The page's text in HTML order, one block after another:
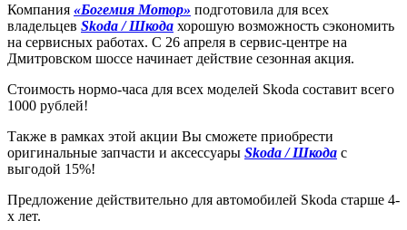
Компания «Богемия Мотор» подготовила для всех
владельцев Skoda / Шкода хорошую возможность сэкономить
на сервисных работах. С 26 апреля в сервис-центре на
Дмитровском шоссе начинает действие сезонная акция.
Стоимость нормо-часа для всех моделей Skoda составит всего
1000 рублей!
Также в рамках этой акции Вы сможете приобрести
оригинальные запчасти и аксессуары Skoda / Шкода с
выгодой 15%!
Предложение действительно для автомобилей Skoda старше 4-
х лет.